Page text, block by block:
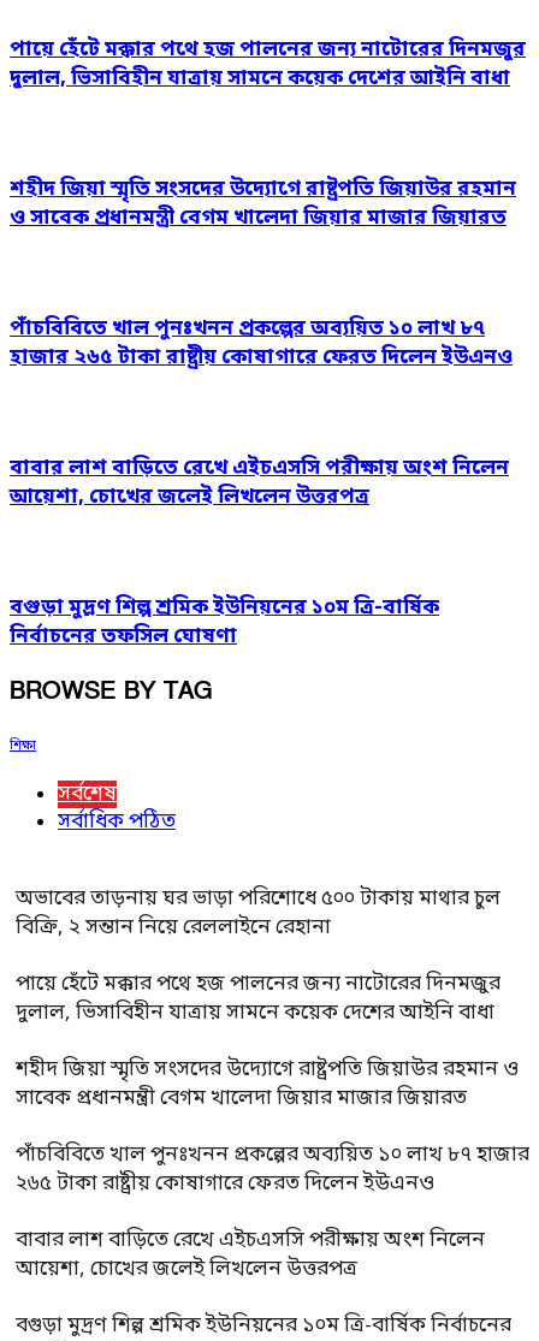
পায়ে হেঁটে মক্কার পথে হজ পালনের জন্য নাটোরের দিনমজুর
দুলাল, ভিসাবিহীন যাত্রায় সামনে কয়েক দেশের আইনি বাধা
শহীদ জিয়া স্মৃতি সংসদের উদ্যোগে রাষ্ট্রপতি জিয়াউর রহমান
ও সাবেক প্রধানমন্ত্রী বেগম খালেদা জিয়ার মাজার জিয়ারত
পাঁচবিবিতে খাল পুনঃখনন প্রকল্পের অব্যয়িত ১০ লাখ ৮৭
হাজার ২৬৫ টাকা রাষ্ট্রীয় কোষাগারে ফেরত দিলেন ইউএনও
বাবার লাশ বাড়িতে রেখে এইচএসসি পরীক্ষায় অংশ নিলেন
আয়েশা, চোখের জলেই লিখলেন উত্তরপত্র
বগুড়া মুদ্রণ শিল্প শ্রমিক ইউনিয়নের ১০ম ত্রি-বার্ষিক
নির্বাচনের তফসিল ঘোষণা
BROWSE BY TAG
শিক্ষা
সর্বশেষ
সর্বাধিক পঠিত
অভাবের তাড়নায় ঘর ভাড়া পরিশোধে ৫০০ টাকায় মাথার চুল
বিক্রি, ২ সন্তান নিয়ে রেললাইনে রেহানা
পায়ে হেঁটে মক্কার পথে হজ পালনের জন্য নাটোরের দিনমজুর
দুলাল, ভিসাবিহীন যাত্রায় সামনে কয়েক দেশের আইনি বাধা
শহীদ জিয়া স্মৃতি সংসদের উদ্যোগে রাষ্ট্রপতি জিয়াউর রহমান ও
সাবেক প্রধানমন্ত্রী বেগম খালেদা জিয়ার মাজার জিয়ারত
পাঁচবিবিতে খাল পুনঃখনন প্রকল্পের অব্যয়িত ১০ লাখ ৮৭ হাজার
২৬৫ টাকা রাষ্ট্রীয় কোষাগারে ফেরত দিলেন ইউএনও
বাবার লাশ বাড়িতে রেখে এইচএসসি পরীক্ষায় অংশ নিলেন
আয়েশা, চোখের জলেই লিখলেন উত্তরপত্র
বগুড়া মুদ্রণ শিল্প শ্রমিক ইউনিয়নের ১০ম ত্রি-বার্ষিক নির্বাচনের